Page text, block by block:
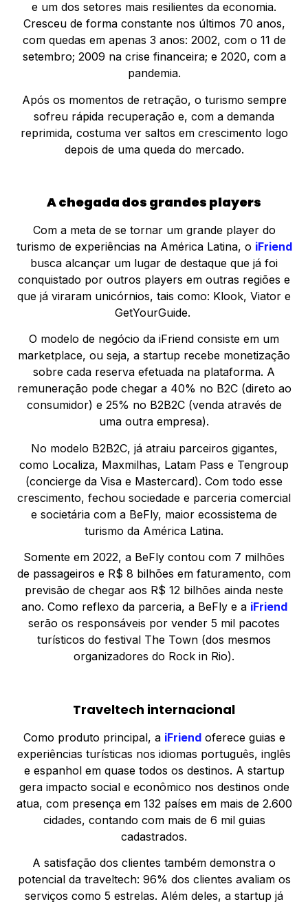
e um dos setores mais resilientes da economia.
Cresceu de forma constante nos últimos 70 anos,
com quedas em apenas 3 anos: 2002, com o 11 de
setembro; 2009 na crise financeira; e 2020, com a
pandemia.
Após os momentos de retração, o turismo sempre
sofreu rápida recuperação e, com a demanda
reprimida, costuma ver saltos em crescimento logo
depois de uma queda do mercado.
A chegada dos grandes players
Com a meta de se tornar um grande player do
turismo de experiências na América Latina, o iFriend
busca alcançar um lugar de destaque que já foi
conquistado por outros players em outras regiões e
que já viraram unicórnios, tais como: Klook, Viator e
GetYourGuide.
O modelo de negócio da iFriend consiste em um
marketplace, ou seja, a startup recebe monetização
sobre cada reserva efetuada na plataforma. A
remuneração pode chegar a 40% no B2C (direto ao
consumidor) e 25% no B2B2C (venda através de
uma outra empresa).
No modelo B2B2C, já atraiu parceiros gigantes,
como Localiza, Maxmilhas, Latam Pass e Tengroup
(concierge da Visa e Mastercard). Com todo esse
crescimento, fechou sociedade e parceria comercial
e societária com a BeFly, maior ecossistema de
turismo da América Latina.
Somente em 2022, a BeFly contou com 7 milhões
de passageiros e R$ 8 bilhões em faturamento, com
previsão de chegar aos R$ 12 bilhões ainda neste
ano. Como reflexo da parceria, a BeFly e a iFriend
serão os responsáveis por vender 5 mil pacotes
turísticos do festival The Town (dos mesmos
organizadores do Rock in Rio).
Traveltech internacional
Como produto principal, a iFriendoferece guias e
experiências turísticas nos idiomas português, inglês
e espanhol em quase todos os destinos. A startup
gera impacto social e econômico nos destinos onde
atua, com presença em 132 países em mais de 2.600
cidades, contando com mais de 6 mil guias
cadastrados.
A satisfação dos clientes também demonstra o
potencial da traveltech: 96% dos clientes avaliam os
serviços como 5 estrelas. Além deles, a startup já